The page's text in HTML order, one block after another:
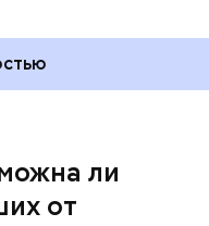
ли
от
километров на